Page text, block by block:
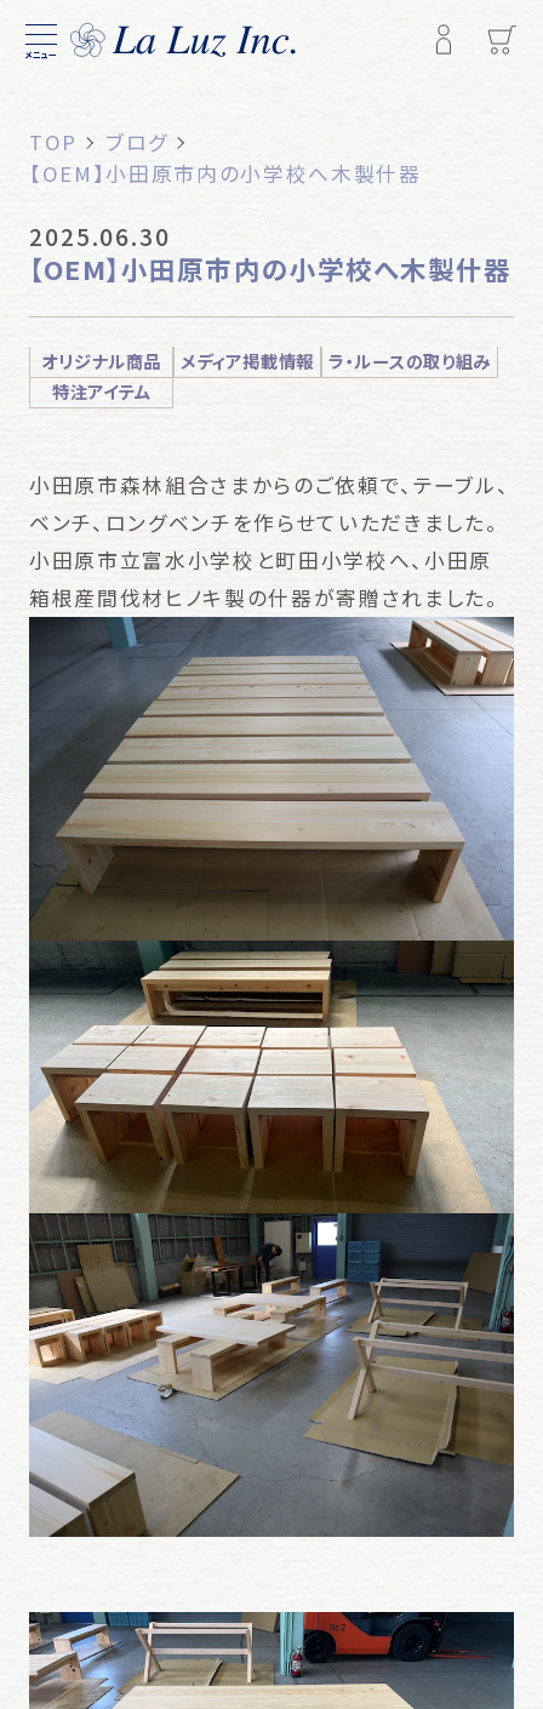
メニュー
TOP
ブログ
【OEM】小田原市内の小学校へ木製什器
2025.06.30
【OEM】小田原市内の小学校へ木製什器
オリジナル商品 メディア掲載情報
ラ・ルースの取り組み
特注アイテム
小田原市森林組合さまからのご依頼で、テーブル、
ベンチ、ロングベンチを作らせていただきました。
小田原市立富水小学校と町田小学校へ、小田原
箱根産間伐材ヒノキ製の什器が寄贈されました。